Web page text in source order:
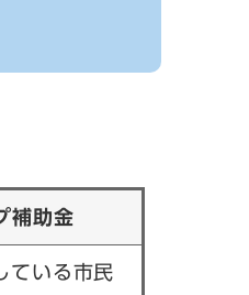
補助金
ている市民